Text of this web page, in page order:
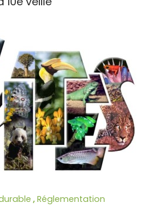
, Réglementation